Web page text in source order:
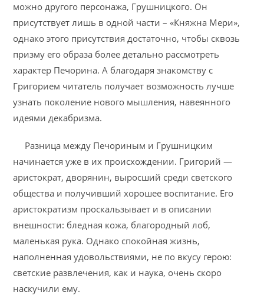
можно другого персонажа, Грушницкого. Он
присутствует лишь в одной части – «Княжна Мери»,
однако этого присутствия достаточно, чтобы сквозь
призму его образа более детально рассмотреть
характер Печорина. А благодаря знакомству с
Григорием читатель получает возможность лучше
узнать поколение нового мышления, навеянного
идеями декабризма.
Разница между Печориным и Грушницким
начинается уже в их происхождении. Григорий —
аристократ, дворянин, выросший среди светского
общества и получивший хорошее воспитание. Его
аристократизм проскальзывает и в описании
внешности: бледная кожа, благородный лоб,
маленькая рука. Однако спокойная жизнь,
наполненная удовольствиями, не по вкусу герою:
светские развлечения, как и наука, очень скоро
наскучили ему.